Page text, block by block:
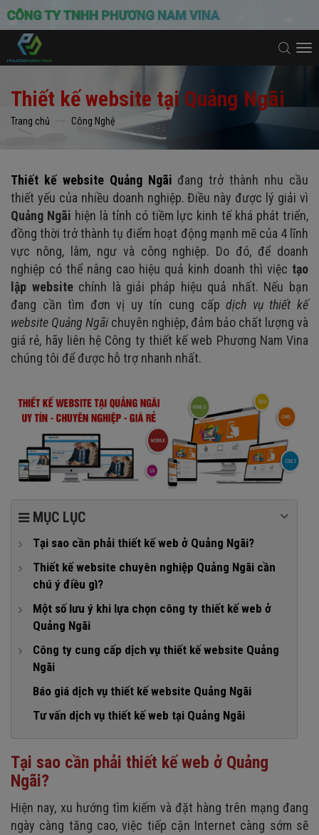
Thiết kế website tại Quảng Ngãi
Trang chủ Công Nghệ
Thiết kế website Quảng Ngãi đang trở thành nhu cầu
thiết yếu của nhiều doanh nghiệp. Điều này được lý giải vì
Quảng Ngãi hiện là tỉnh có tiềm lực kinh tế khá phát triển,
đồng thời trở thành tụ điểm hoạt động mạnh mẽ của 4 lĩnh
vực nông, lâm, ngư và công nghiệp. Do đó, để doanh
nghiệp có thể nâng cao hiệu quả kinh doanh thì việc tạo
lập websitechính là giải pháp hiệu quả nhất. Nếu bạn
đang cần tìm đơn vị uy tín cung cấpdịch vụ thiết kế
website Quảng Ngãi chuyên nghiệp, đảm bảo chất lượng và
giá rẻ, hãy liên hệ Công ty thiết kế web Phương Nam Vina
chúng tôi để được hỗ trợ nhanh nhất.
MỤC LỤC
Tại sao cần phải thiết kế web ở Quảng Ngãi?
Mở rộng thị trường, tiếp cận khách hàng tiềm năng
Dễ dàng giới thiệu sản phẩm, dịch vụ
Tăng năng lực cạnh tranh
Tương tác với khách hàng nhanh
Tiết kiệm chi phí
Thiết kế website chuyên nghiệp Quảng Ngãi cần
chú ý điều gì?
1. Giao diện thân thiện
2. Thông tin cần đầy đủ, chính xác
3. Tương thích với thiết bị di động
4. Chuẩn SEO, tốc độ tải trang nhanh
Một số lưu ý khi lựa chọn công ty thiết kế web ở
Quảng Ngãi
1. Thời gian hoạt động của đơn vị cung cấp
2. Khách hàng đã thực hiện
3. Giá thành
4. Dịch vụ chăm sóc khách hàng
Công ty cung cấp dịch vụ thiết kế website Quảng
Ngãi
1. Dịch vụ thiết kế website uy tín, chuyên nghiệp, giá rẻ
2. Đội ngũ nhân viên chuyên nghiệp
3. Chương trình ưu đãi hấp dẫn
Báo giá dịch vụ thiết kế website Quảng Ngãi
Tư vấn dịch vụ thiết kế web tại Quảng Ngãi
Tại sao cần phải thiết kế web ở Quảng
Ngãi?
Hiện nay, xu hướng tìm kiếm và đặt hàng trên mạng đang
ngày càng tăng cao, việc tiếp cận Internet càng sớm sẽ